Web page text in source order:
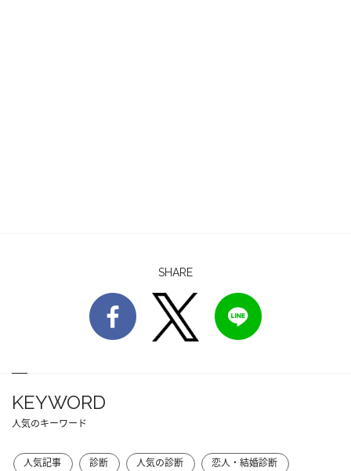
SHARE
KEYWORD
人気のキーワード
人気記事 診断 人気の診断
恋人・結婚診断